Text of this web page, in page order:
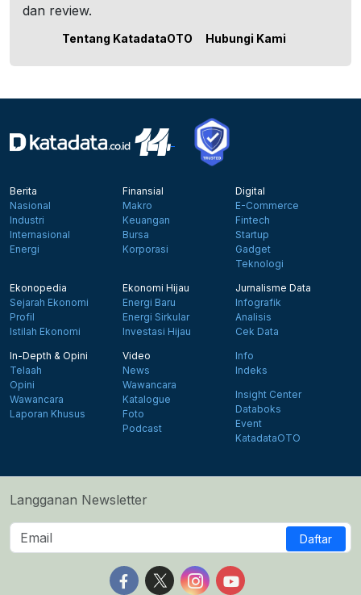
dan review.
Tentang KatadataOTO Hubungi Kami
Berita
Nasional
Industri
Internasional
Energi
Finansial
Makro
Keuangan
Bursa
Korporasi
Digital
E-Commerce
Fintech
Startup
Gadget
Teknologi
Ekonopedia
Sejarah Ekonomi
Profil
Istilah Ekonomi
Ekonomi Hijau
Energi Baru
Energi Sirkular
Investasi Hijau
Jurnalisme Data
Infografik
Analisis
Cek Data
In-Depth & Opini
Telaah
Opini
Wawancara
Laporan Khusus
Video
News
Wawancara
Katalogue
Foto
Podcast
Info
Indeks
Insight Center
Databoks
Event
KatadataOTO
Langganan Newsletter
Daftar
Follow us on Facebook
Follow us on X
Follow us on Instagram
Follow us on